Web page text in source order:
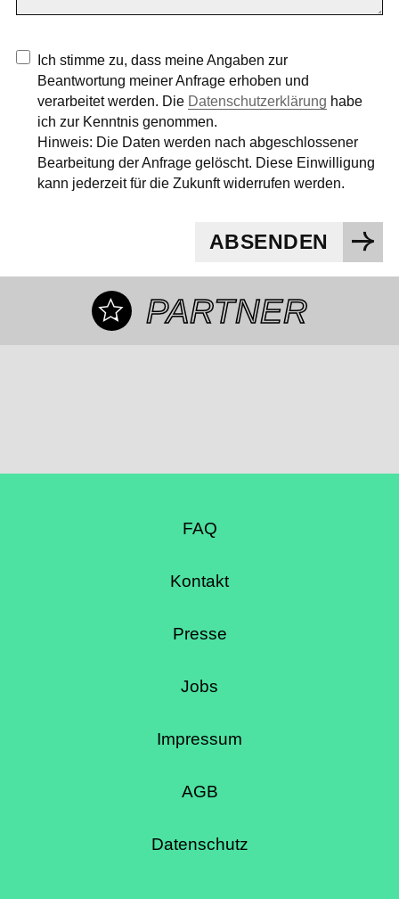
Ich stimme zu, dass meine Angaben zur
Beantwortung meiner Anfrage erhoben und
verarbeitet werden. Die Datenschutzerklärung habe
ich zur Kenntnis genommen.
Hinweis: Die Daten werden nach abgeschlossener
Bearbeitung der Anfrage gelöscht. Diese Einwilligung
kann jederzeit für die Zukunft widerrufen werden.
ABSENDEN
PARTNER
FAQ
Kontakt
Presse
Jobs
Impressum
AGB
Datenschutz